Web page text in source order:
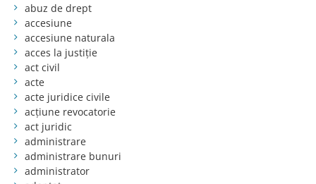
abuz de drept
accesiune
accesiune naturala
acces la justiție
act civil
acte
acte juridice civile
acțiune revocatorie
act juridic
administrare
administrare bunuri
administrator